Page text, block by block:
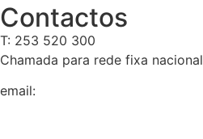
Contactos
T: 253 520 300
Chamada para rede fixa nacional
email: